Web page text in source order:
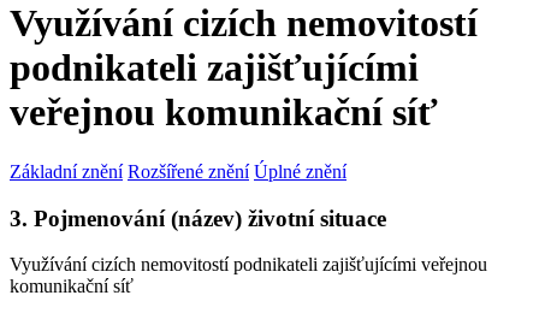
Využívání cizích nemovitostí
podnikateli zajišťujícími
veřejnou komunikační síť
Základní znění Rozšířené znění Úplné znění
3. Pojmenování (název) životní situace
Využívání cizích nemovitostí podnikateli zajišťujícími veřejnou
komunikační síť